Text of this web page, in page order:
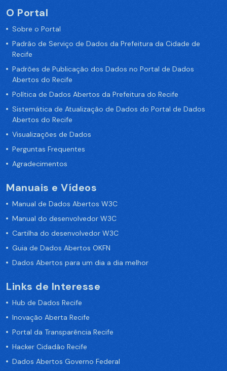
O Portal
Sobre o Portal
Padrão de Serviço de Dados da Prefeitura da Cidade de
Recife
Padrões de Publicação dos Dados no Portal de Dados
Abertos do Recife
Política de Dados Abertos da Prefeitura do Recife
Sistemática de Atualização de Dados do Portal de Dados
Abertos do Recife
Visualizações de Dados
Perguntas Frequentes
Agradecimentos
Manuais e Vídeos
Manual de Dados Abertos W3C
Manual do desenvolvedor W3C
Cartilha do desenvolvedor W3C
Guia de Dados Abertos OKFN
Dados Abertos para um dia a dia melhor
Links de Interesse
Hub de Dados Recife
Inovação Aberta Recife
Portal da Transparência Recife
Hacker Cidadão Recife
Dados Abertos Governo Federal